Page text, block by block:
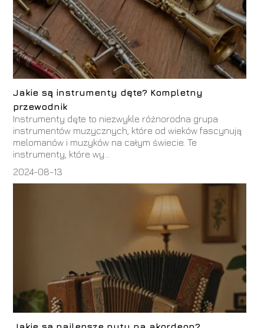
Jakie są instrumenty dęte? Kompletny
przewodnik
Instrumenty dęte to niezwykle różnorodna grupa
instrumentów muzycznych, które od wieków fascynują
melomanów i muzyków na całym świecie. Te
instrumenty, które wy...
2024-08-13